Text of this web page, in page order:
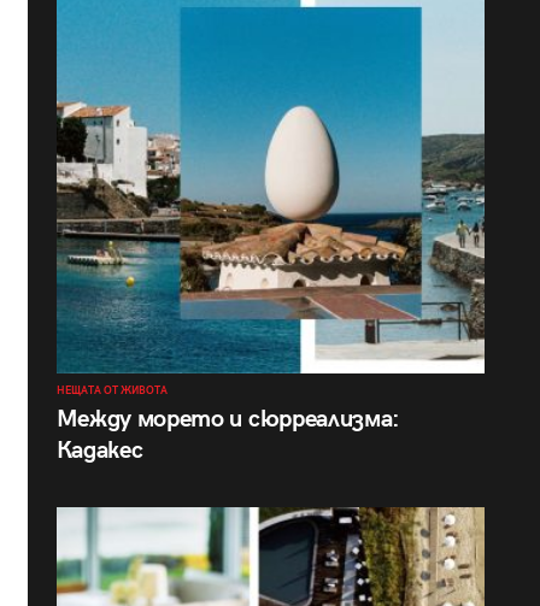
НЕЩАТА ОТ ЖИВОТА
Между морето и сюрреализма:
Кадакес